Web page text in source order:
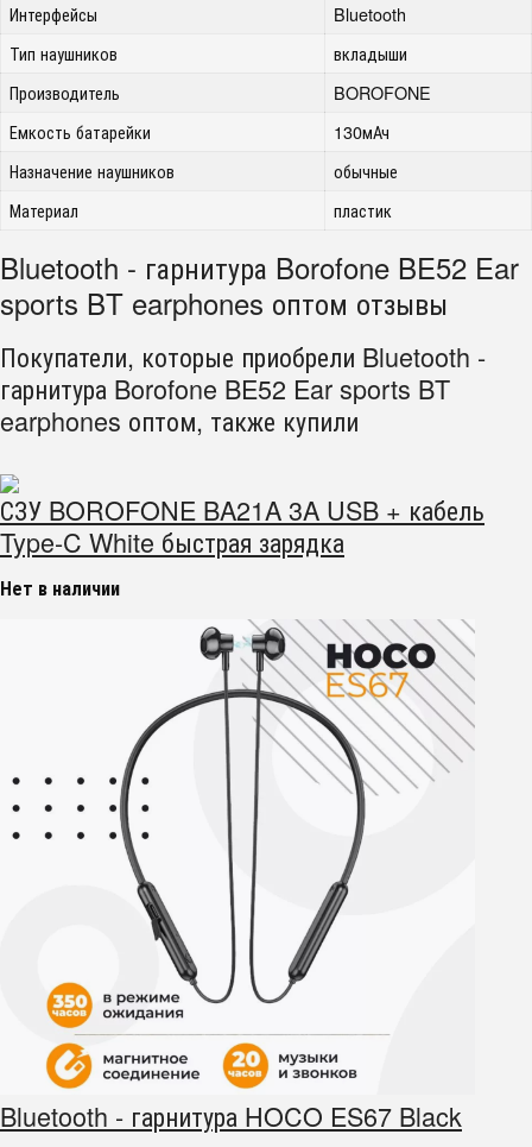
Интерфейсы
Bluetooth
Тип наушников
вкладыши
Производитель
BOROFONE
Емкость батарейки
130мАч
Назначение наушников
обычные
Материал
пластик
Bluetooth - гарнитура Borofone BE52 Ear
sports BT earphones оптом отзывы
Покупатели, которые приобрели Bluetooth -
гарнитура Borofone BE52 Ear sports BT
earphones оптом, также купили
СЗУ BOROFONE BA21A 3A USB + кабель
Type-C White быстрая зарядка
Нет в наличии
Bluetooth - гарнитура HOCO ES67 Black